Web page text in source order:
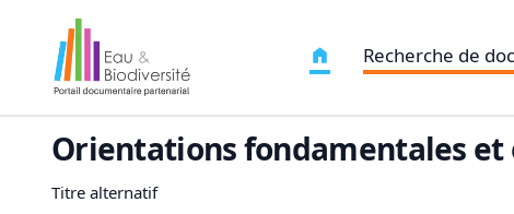
Recherche de
Orientations fondamentales et
Titre alternatif